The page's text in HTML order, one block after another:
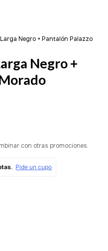
Negro + Pantalón Palazzo
Negro +
con otras promociones.